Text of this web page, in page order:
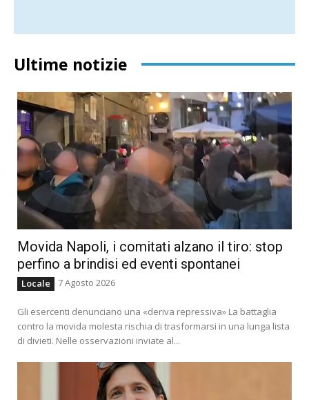
Ultime notizie
Movida Napoli, i comitati alzano il tiro: stop
perfino a brindisi ed eventi spontanei
Locale 7 Agosto 2026
Gli esercenti denunciano una «deriva repressiva» La battaglia
contro la movida molesta rischia di trasformarsi in una lunga lista
di divieti. Nelle osservazioni inviate al...